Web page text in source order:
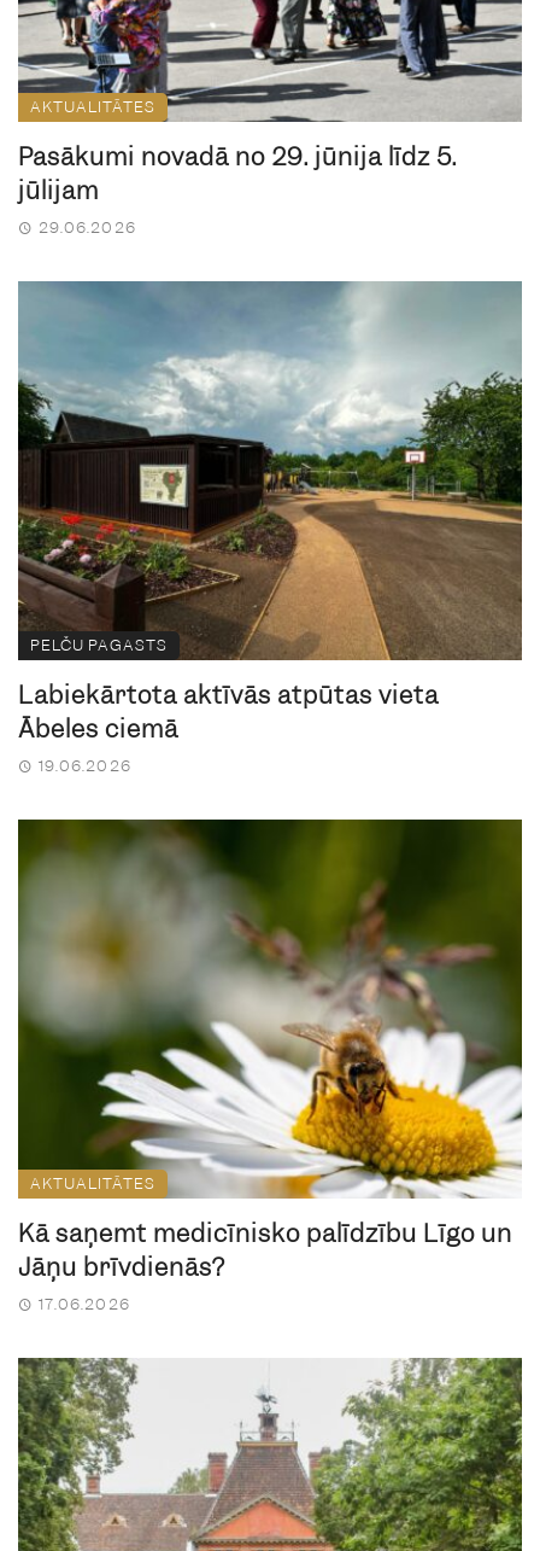
AKTUALITĀTES
Pasākumi novadā no 29. jūnija līdz 5.
jūlijam
29.06.2026
PELČU PAGASTS
Labiekārtota aktīvās atpūtas vieta
Ābeles ciemā
19.06.2026
AKTUALITĀTES
Kā saņemt medicīnisko palīdzību Līgo un
Jāņu brīvdienās?
17.06.2026